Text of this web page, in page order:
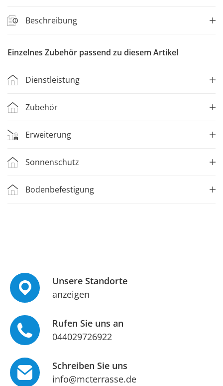
Beschreibung
Einzelnes Zubehör passend zu diesem Artikel
Dienstleistung
Zubehör
Erweiterung
Sonnenschutz
Bodenbefestigung
Unsere Standorte
anzeigen
Rufen Sie uns an
044029726922
Schreiben Sie uns
info@mcterrasse.de